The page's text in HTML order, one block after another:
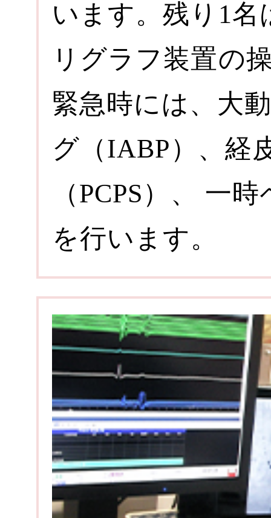
います。残り1
リグラフ装置
緊急時には、大
グ（IABP）、経
（PCPS）、 一
を行います。